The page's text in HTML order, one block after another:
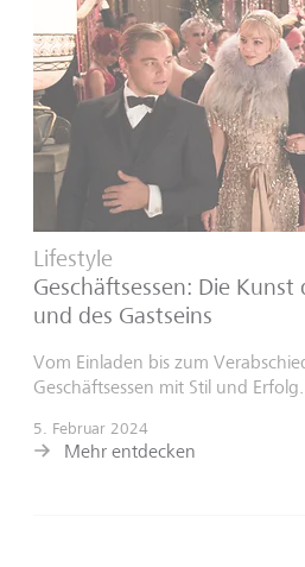
Lifestyle
Geschäftsessen: Die Kunst
und des Gastseins
Vom Einladen bis zum
Geschäftsessen mit Stil und Erfolg.
5. Februar 2024
Mehr entdecken